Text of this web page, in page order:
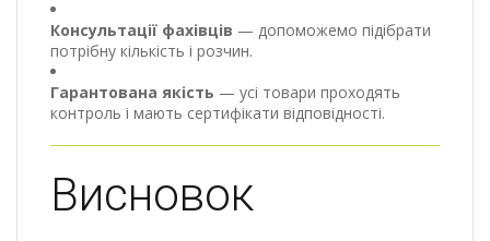
Консультації фахівців — допоможемо підібрати
потрібну кількість і розчин.
Гарантована якість — усі товари проходять
контроль і мають сертифікати відповідності.
Висновок